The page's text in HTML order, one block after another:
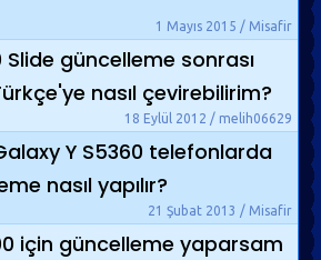
1 Mayıs 2015 / Misafir
güncelleme sonrası
nasıl çevirebilirim?
18 Eylül 2012 / melih06629
Y S5360 telefonlarda
nasıl yapılır?
21 Şubat 2013 / Misafir
için güncelleme yaparsam